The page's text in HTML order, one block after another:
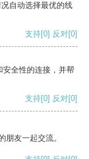
自动选择最优的线
支持[0] 反对[0]
全性的连接，并帮
支持[0] 反对[0]
朋友一起交流。